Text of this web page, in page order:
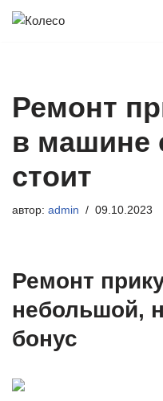
Ремонт
в машине
стоит
автор: admin 09.10.2023
Ремонт
небольшой,
бонус